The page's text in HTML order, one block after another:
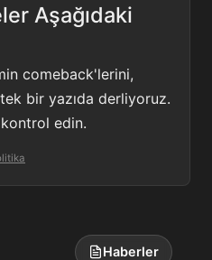
Aşağıdaki
comeback'lerini,
tek bir yazıda derliyoruz.
kontrol edin.
Haberler